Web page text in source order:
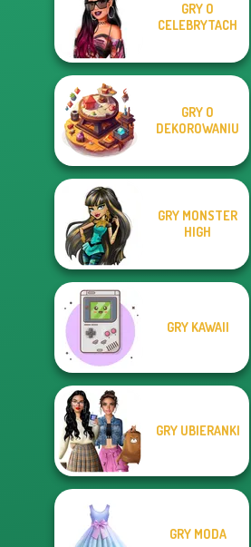
GRY O
CELEBRYTACH
GRY O
DEKOROWANIU
GRY MONSTER
HIGH
GRY KAWAII
GRY UBIERANKI
GRY MODA